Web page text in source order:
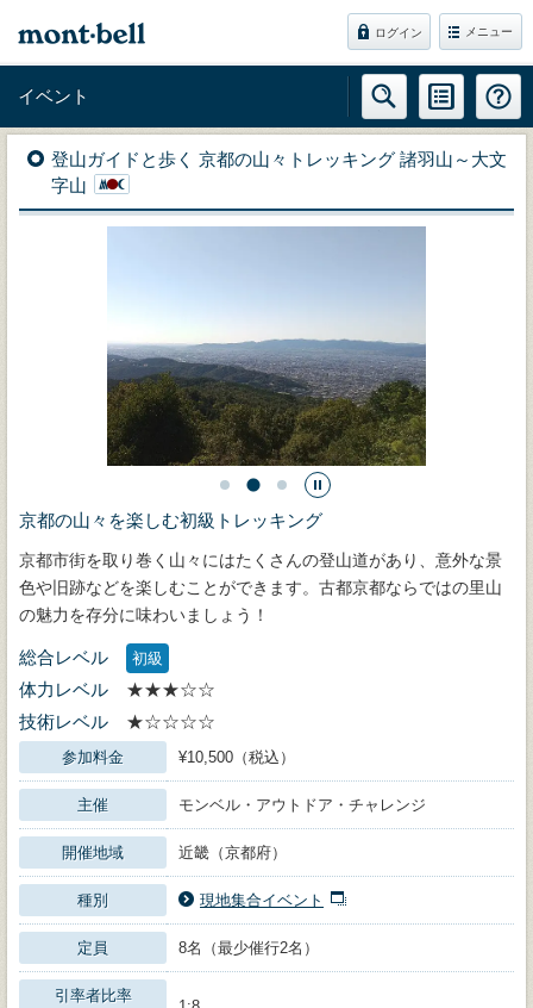
ログイン メニュー
イベント
登山ガイドと歩く 京都の山々トレッキング 諸羽山～大文
字山
京都の山々を楽しむ初級トレッキング
京都市街を取り巻く山々にはたくさんの登山道があり、意外な景
色や旧跡などを楽しむことができます。古都京都ならではの里山
の魅力を存分に味わいましょう！
総合レベル 初級
体力レベル
★★★☆☆
技術レベル
★☆☆☆☆
参加料金 ¥10,500（税込）
主催 モンベル・アウトドア・チャレンジ
開催地域 近畿（京都府）
種別 現地集合イベント
定員 8名（最少催行2名）
引率者比率